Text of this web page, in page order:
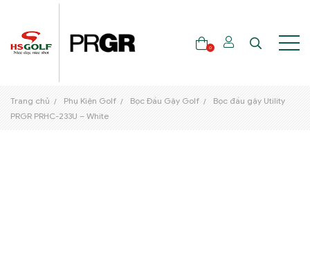
THƯƠNG HIỆU
0
Trang chủ Phụ Kiện Golf Bọc Đầu Gậy Golf
Bọc đầu gậy Utility
PRGR PRHC-233U – White